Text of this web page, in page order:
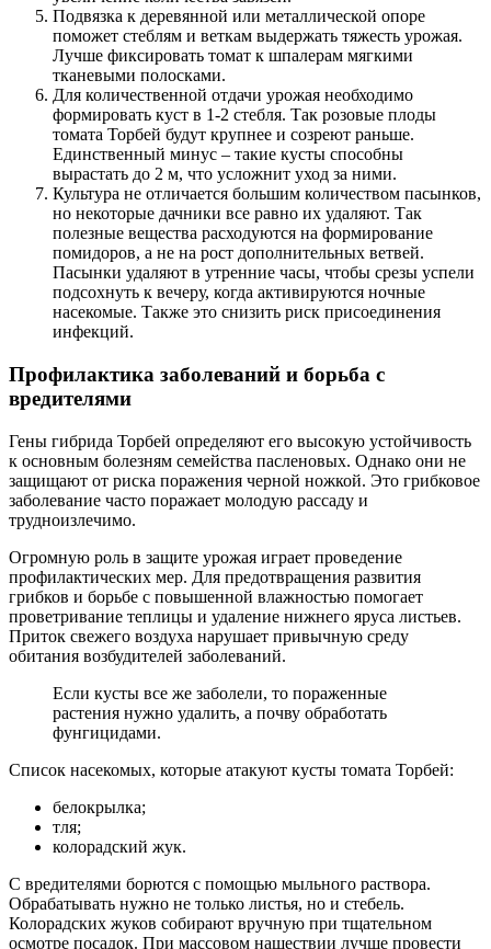
Подвязка к деревянной или металлической опоре
поможет стеблям и веткам выдержать тяжесть урожая.
Лучше фиксировать томат к шпалерам мягкими
тканевыми полосками.
Для количественной отдачи урожая необходимо
формировать куст в 1-2 стебля. Так розовые плоды
томата Торбей будут крупнее и созреют раньше.
Единственный минус – такие кусты способны
вырастать до 2 м, что усложнит уход за ними.
Культура не отличается большим количеством пасынков,
но некоторые дачники все равно их удаляют. Так
полезные вещества расходуются на формирование
помидоров, а не на рост дополнительных ветвей.
Пасынки удаляют в утренние часы, чтобы срезы успели
подсохнуть к вечеру, когда активируются ночные
насекомые. Также это снизить риск присоединения
инфекций.
Профилактика заболеваний и борьба с
вредителями
Гены гибрида Торбей определяют его высокую устойчивость
к основным болезням семейства пасленовых. Однако они не
защищают от риска поражения черной ножкой. Это грибковое
заболевание часто поражает молодую рассаду и
трудноизлечимо.
Огромную роль в защите урожая играет проведение
профилактических мер. Для предотвращения развития
грибков и борьбе с повышенной влажностью помогает
проветривание теплицы и удаление нижнего яруса листьев.
Приток свежего воздуха нарушает привычную среду
обитания возбудителей заболеваний.
Если кусты все же заболели, то пораженные
растения нужно удалить, а почву обработать
фунгицидами.
Список насекомых, которые атакуют кусты томата Торбей:
белокрылка;
тля;
колорадский жук.
С вредителями борются с помощью мыльного раствора.
Обрабатывать нужно не только листья, но и стебель.
Колорадских жуков собирают вручную при тщательном
осмотре посадок. При массовом нашествии лучше провести